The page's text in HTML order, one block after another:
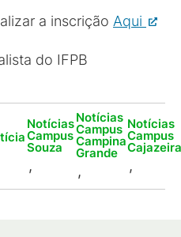
a inscrição Aqui
do IFPB
Notícias
Campus
Souza
,
Notícias
Campus
Campina
Grande
,
Notícias
Campus
,